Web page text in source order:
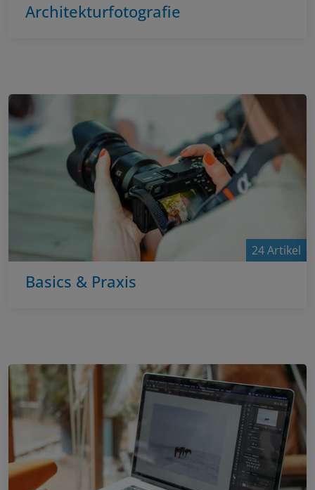
Architekturfotografie
24 Artikel
Basics & Praxis